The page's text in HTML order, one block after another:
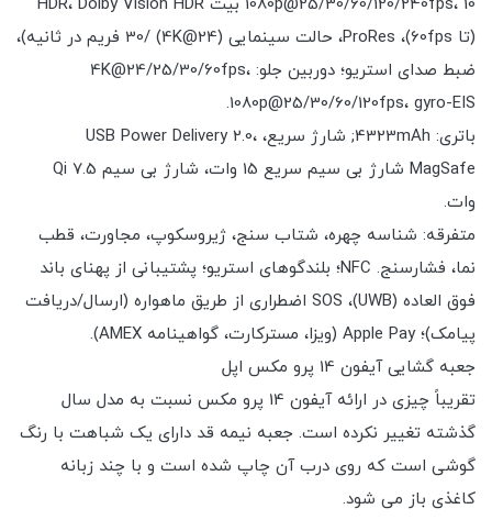
1080p@25/30/60/120/240fps، 10 بیت HDR، Dolby Vision HDR
(تا 60fps)، ProRes، حالت سینمایی (4K@24) /30 فریم در ثانیه)،
ضبط صدای استریو؛ دوربین جلو: 4K@24/25/30/60fps،
1080p@25/30/60/120fps، gyro-EIS.
باتری: 4323mAh; شارژ سریع، USB Power Delivery 2.0،
MagSafe شارژ بی سیم سریع 15 وات، شارژ بی سیم Qi 7.5
وات.
متفرقه: شناسه چهره، شتاب سنج، ژیروسکوپ، مجاورت، قطب
نما، فشارسنج. NFC؛ بلندگوهای استریو؛ پشتیبانی از پهنای باند
فوق العاده (UWB)، SOS اضطراری از طریق ماهواره (ارسال/دریافت
پیامک)؛ Apple Pay (ویزا، مسترکارت، گواهینامه AMEX).
جعبه گشایی آیفون 14 پرو مکس اپل
تقریباً چیزی در ارائه آیفون 14 پرو مکس نسبت به مدل سال
گذشته تغییر نکرده است. جعبه نیمه قد دارای یک شباهت با رنگ
گوشی است که روی درب آن چاپ شده است و با چند زبانه
کاغذی باز می شود.